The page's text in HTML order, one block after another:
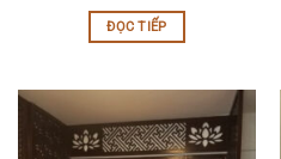
ĐỌC TIẾP